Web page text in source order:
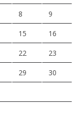
8 9
15 16
22 23
29 30